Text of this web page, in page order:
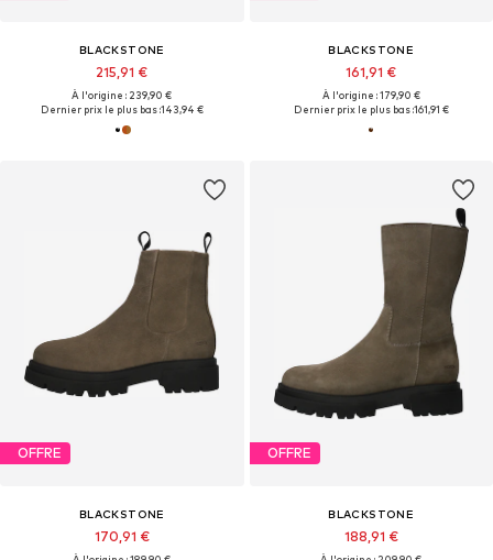
BLACKSTONE
215,91 €
À l'origine : 239,90 €
Dernier prix le plus bas :143,94 €
BLACKSTONE
161,91 €
À l'origine : 179,90 €
Dernier prix le plus bas :161,91 €
OFFRE
BLACKSTONE
170,91 €
OFFRE
BLACKSTONE
188,91 €